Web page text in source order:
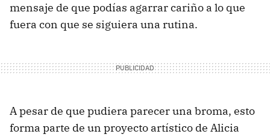
mensaje de que podías agarrar cariño a lo que
fuera con que se siguiera una rutina.
A pesar de que pudiera parecer una broma, esto
forma parte de un proyecto artístico de Alicia